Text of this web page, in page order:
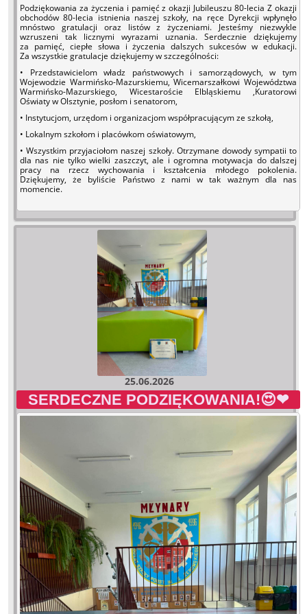
Podziękowania za życzenia i pamięć z okazji Jubileuszu 80-lecia Z okazji
obchodów 80-lecia istnienia naszej szkoły, na ręce Dyrekcji wpłynęło
mnóstwo gratulacji oraz listów z życzeniami. Jesteśmy niezwykle
wzruszeni tak licznymi wyrazami uznania. Serdecznie dziękujemy
za pamięć, ciepłe słowa i życzenia dalszych sukcesów w edukacji.
Za wszystkie gratulacje dziękujemy w szczególności:
• Przedstawicielom władz państwowych i samorządowych, w tym
Wojewodzie Warmińsko-Mazurskiemu, Wicemarszałkowi Województwa
Warmińsko-Mazurskiego, Wicestaroście Elbląskiemu ,Kuratorowi
Oświaty w Olsztynie, posłom i senatorom,
• Instytucjom, urzędom i organizacjom współpracującym ze szkołą,
• Lokalnym szkołom i placówkom oświatowym,
• Wszystkim przyjaciołom naszej szkoły. Otrzymane dowody sympatii to
dla nas nie tylko wielki zaszczyt, ale i ogromna motywacja do dalszej
pracy na rzecz wychowania i kształcenia młodego pokolenia.
Dziękujemy, że byliście Państwo z nami w tak ważnym dla nas
momencie.
25.06.2026
SERDECZNE PODZIĘKOWANIA!😍❤